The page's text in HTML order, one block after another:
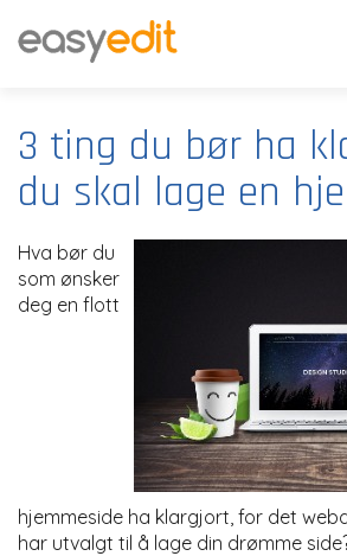
3 ting du bør ha
du skal lage en
Hva bør du
som ønsker
deg en flott
hjemmeside ha klargjort, for det
har utvalgt til å lage din drømme